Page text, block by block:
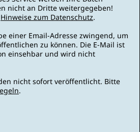
nicht an Dritte weitergegeben!
Hinweise zum Datenschutz.
einer Email-Adresse zwingend, um
zu können. Die E-Mail ist
einsehbar und wird nicht
nicht sofort veröffentlicht. Bitte
.